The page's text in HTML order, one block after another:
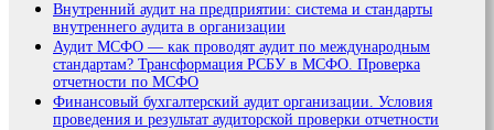
Внутренний аудит на предприятии: система и стандарты
внутреннего аудита в организации
Аудит МСФО — как проводят аудит по международным
стандартам? Трансформация РСБУ в МСФО. Проверка
отчетности по МСФО
Финансовый бухгалтерский аудит организации. Условия
проведения и результат аудиторской проверки отчетности